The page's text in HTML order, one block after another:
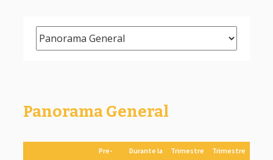
Panorama General
Pre-
Durante la
Trimestre
Trimestre